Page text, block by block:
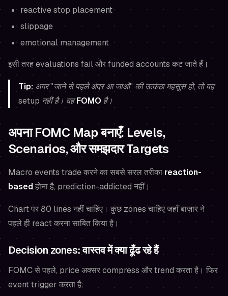
reactive stop placement
slippage
emotional management
इसी तरह evaluations fail और funded accounts कट जाते हैं।
Tip: अगर "जाने से पहले अंदर आ जाओ" की उत्कंठा महसूस हो, तो वह
setup नहीं है। वहFOMO है।
अपना FOMC Map बनाएँ: Levels,
Scenarios, और समझदार Targets
Macro events trade करने का सबसे सरल तरीकाreaction-
basedहोना है, prediction-addicted नहीं।
Chart पर 80 lines नहीं चाहिए। कुछ zones चाहिए जहाँ बाज़ार ने
पहले ही react करना साबित किया है।
Decision zones: वास्तव में क्या ढूँढ रहे हैं
FOMC से पहले, price अक्सर compress और trend करता है। फिर
event trigger करता है: